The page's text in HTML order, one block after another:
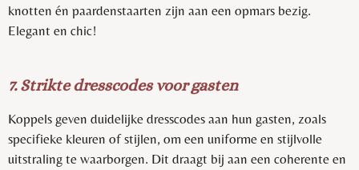
knotten én paardenstaarten zijn aan een opmars bezig.
Elegant en chic!
7. Strikte dresscodes voor gasten
Koppels geven duidelijke dresscodes aan hun gasten, zoals
specifieke kleuren of stijlen, om een uniforme en stijlvolle
uitstraling te waarborgen. Dit draagt bij aan een coherente en